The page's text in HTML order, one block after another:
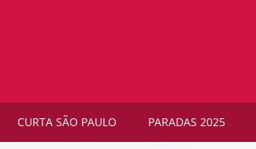
CURTA SÃO PAULO PARADAS 2025